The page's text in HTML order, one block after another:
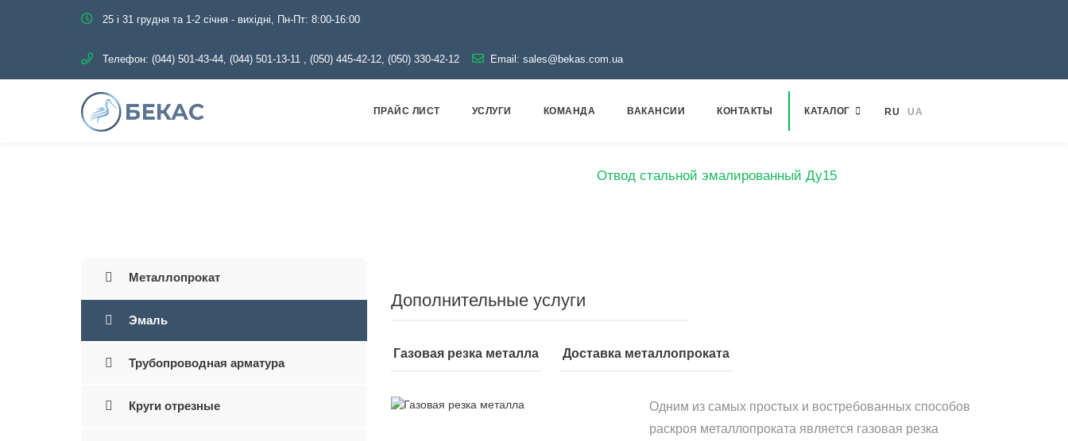
25 і 31 грудня та 1-2 січня - вихідні, Пн-Пт: 8:00-16:00
Телефон: (044) 501-43-44, (044) 501-13-11 , (050) 445-42-12, (050) 330-42-12 Email: sales@bekas.com.ua
ПРАЙС ЛИСТ УСЛУГИ КОМАНДА ВАКАНСИИ КОНТАКТЫ КАТАЛОГ RU UA
Отвод стальной эмалированный Ду15
Металлопрокат
Эмаль
Трубопроводная арматура
Круги отрезные
Дополнительные услуги
Газовая резка металла Доставка металлопроката
Одним из самых простых и востребованных способов
раскроя металлопроката является газовая резка